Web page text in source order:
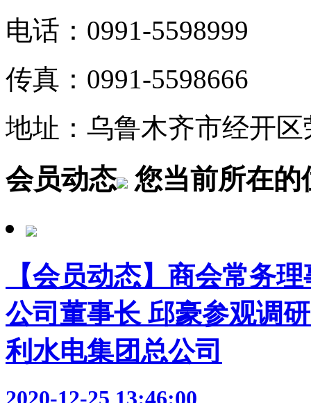
电话：0991-5598999
传真：0991-5598666
地址：乌鲁木齐市经开
会员动态 您当前所在的
【会员动态】商会常务
公司董事长 邱豪参观调
利水电集团总公司